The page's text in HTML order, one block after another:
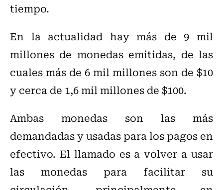
tiempo.
En la actualidad hay más de 9 mil
millones de monedas emitidas, de las
cuales más de 6 mil millones son de $10
y cerca de 1,6 mil millones de $100.
Ambas monedas son las más
demandadas y usadas para los pagos en
efectivo. El llamado es a volver a usar
las monedas para facilitar su